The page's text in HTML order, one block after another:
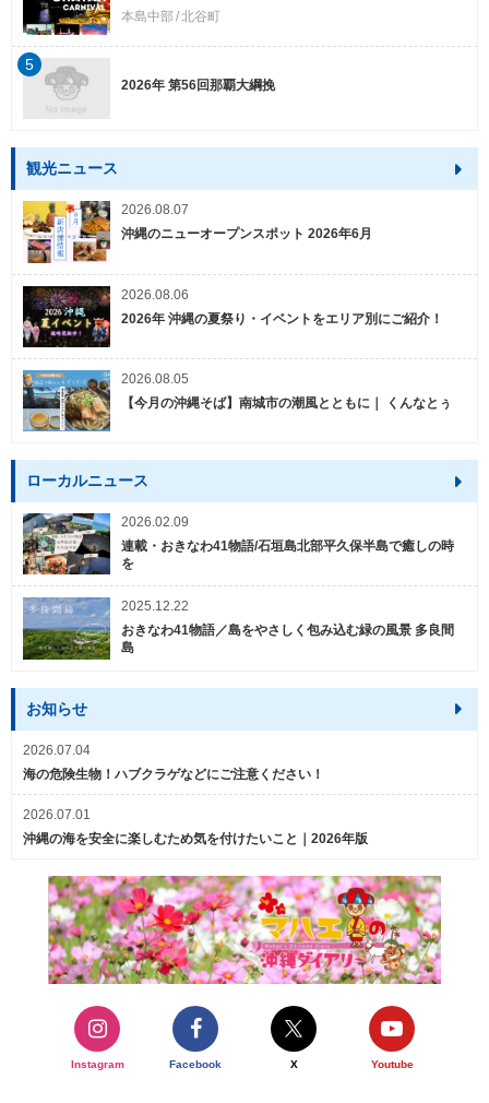
本島中部 北谷町
2026年 第56回那覇大綱挽
5
観光ニュース
2026.08.07
沖縄のニューオープンスポット 2026年6月
2026.08.06
2026年 沖縄の夏祭り・イベントをエリア別にご紹介！
2026.08.05
【今月の沖縄そば】南城市の潮風とともに｜ くんなとぅ
ローカルニュース
2026.02.09
連載・おきなわ41物語/石垣島北部平久保半島で癒しの時
を
2025.12.22
おきなわ41物語／島をやさしく包み込む緑の風景 多良間
島
お知らせ
2026.07.04
海の危険生物！ハブクラゲなどにご注意ください！
2026.07.01
沖縄の海を安全に楽しむため気を付けたいこと｜2026年版
Instagram Facebook X Youtube